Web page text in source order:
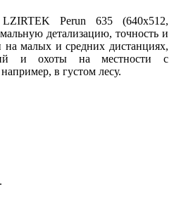
Perun 635 (640x512,
детализацию, точность и
на малых и средних дистанциях,
и охоты на местности с
в густом лесу.